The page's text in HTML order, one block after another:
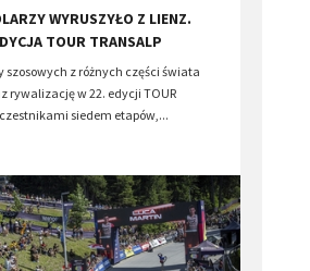
WYRUSZYŁO Z LIENZ.
TOUR TRANSALP
szosowych z różnych części świata
rywalizację w 22. edycji TOUR
siedem etapów,...